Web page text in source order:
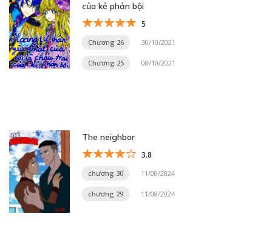
của kẻ phản bội
5
Chương 26 30/10/2021
Chương 25 08/10/2021
The neighbor
3.8
chương 30 11/08/2024
chương 29 11/08/2024